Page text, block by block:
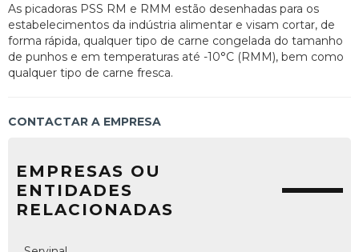
As picadoras PSS RM e RMM estão desenhadas para os
estabelecimentos da indústria alimentar e visam cortar, de
forma rápida, qualquer tipo de carne congelada do tamanho
de punhos e em temperaturas até -10°C (RMM), bem como
qualquer tipo de carne fresca.
CONTACTAR A EMPRESA
EMPRESAS OU
ENTIDADES
RELACIONADAS